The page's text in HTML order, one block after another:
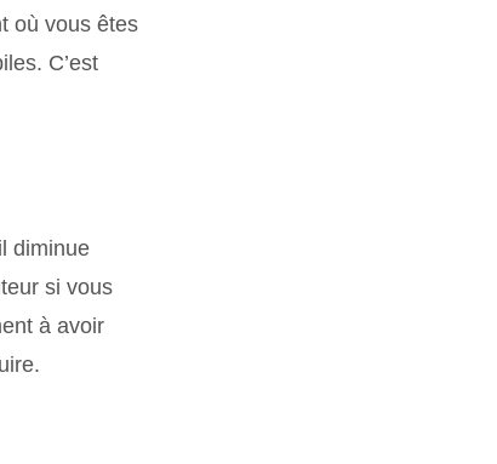
où vous êtes
C’est
diminue
si vous
à avoir